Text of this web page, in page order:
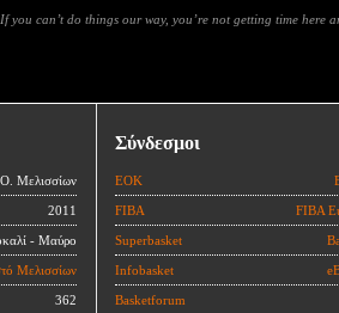
you can’t do things our way, you’re not getting time here
Μελισσίων
2011
- Μαύρο
Μελισσίων
362
Σύνδεσμοι
ΕΟΚ
FIBA FIBA
Superbasket
Infobasket
Basketforum